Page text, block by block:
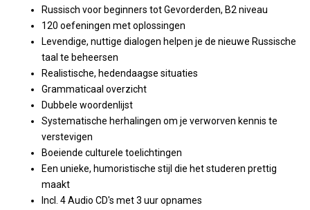
Russisch voor beginners tot Gevorderden, B2 niveau
120 oefeningen met oplossingen
Levendige, nuttige dialogen helpen je de nieuwe Russische
taal te beheersen
Realistische, hedendaagse situaties
Grammaticaal overzicht
Dubbele woordenlijst
Systematische herhalingen om je verworven kennis te
verstevigen
Boeiende culturele toelichtingen
Een unieke, humoristische stijl die het studeren prettig
maakt
Incl. 4 Audio CD's met 3 uur opnames